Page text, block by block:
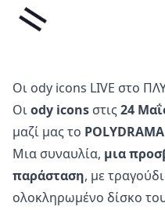
Μετάβαση
Liminal
Οι ody icons LIVE στο
Οιody icons στις24
μαζί μας το
Μια συναυλία, μια
παράσταση, με
ολοκληρωμένο δίσκο